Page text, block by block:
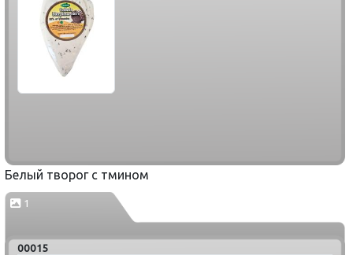
Белый творог с тмином
1
00015